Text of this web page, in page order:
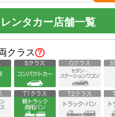
ンタカー店舗一覧
クラス